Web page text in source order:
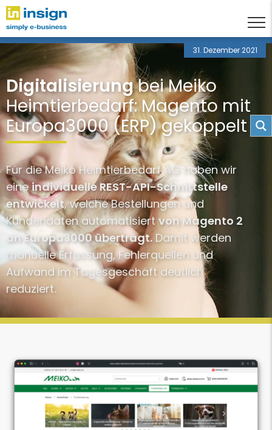
31. Dezember 2021
Digitalisierungbei Meiko
Heimtierbedarf: Magento mit
Europa3000 (ERP) gekoppelt
Für die Meiko Heimtierbedarf AG haben wir
eineindividuelle REST-API-Schnittstelle
entwickelt, welche Bestellungen und
Kundendaten automatisiert von Magento 2
an Europa3000 überträgt. Damit werden
manuelle Erfassung, Fehlerquellen und
Aufwand im Tagesgeschäft deutlich
reduziert.